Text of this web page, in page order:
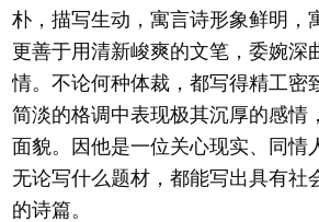
朴，描写生动，寓言诗形象鲜明，
更善于用清新峻爽的文笔，委婉深
情。不论何种体裁，都写得精工密
简淡的格调中表现极其沉厚的感情
面貌。因他是一位关心现实、同情
无论写什么题材，都能写出具有社
的诗篇。